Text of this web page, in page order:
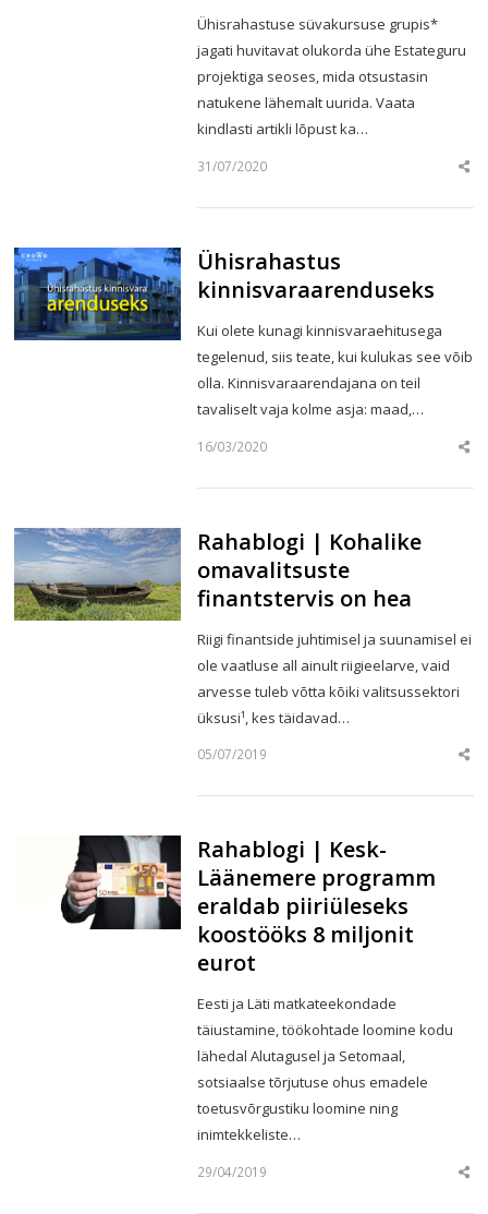
Ühisrahastuse süvakursuse grupis*
jagati huvitavat olukorda ühe Estateguru
projektiga seoses, mida otsustasin
natukene lähemalt uurida. Vaata
kindlasti artikli lõpust ka…
31/07/2020
Ühisrahastus
kinnisvaraarenduseks
Kui olete kunagi kinnisvaraehitusega
tegelenud, siis teate, kui kulukas see võib
olla. Kinnisvaraarendajana on teil
tavaliselt vaja kolme asja: maad,…
16/03/2020
Rahablogi | Kohalike
omavalitsuste
finantstervis on hea
Riigi finantside juhtimisel ja suunamisel ei
ole vaatluse all ainult riigieelarve, vaid
arvesse tuleb võtta kõiki valitsussektori
üksusi¹, kes täidavad…
05/07/2019
Rahablogi | Kesk-
Läänemere programm
eraldab piiriüleseks
koostööks 8 miljonit
eurot
Eesti ja Läti matkateekondade
täiustamine, töökohtade loomine kodu
lähedal Alutagusel ja Setomaal,
sotsiaalse tõrjutuse ohus emadele
toetusvõrgustiku loomine ning
inimtekkeliste…
29/04/2019